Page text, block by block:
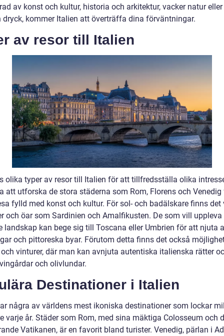
av konst och kultur, historia och arkitektur, vacker natur
dryck, kommer Italien att överträffa dina förväntningar.
av resor till Italien
olika typer av resor till Italien för att tillfredsställa olika
att utforska de stora städerna som Rom, Florens och Venedig
fylld med konst och kultur. För sol- och badälskare finns det
och öar som Sardinien och Amalfikusten. De som vill
landskap kan bege sig till Toscana eller Umbrien för att njuta
och pittoreska byar. Förutom detta finns det också
vinturer, där man kan avnjuta autentiska italienska rätter
och olivlundar.
Destinationer i Italien
några av världens mest ikoniska destinationer som lockar
varje år. Städer som Rom, med sina mäktiga Colosseum och
Vatikanen, är en favorit bland turister. Venedig, pärlan i